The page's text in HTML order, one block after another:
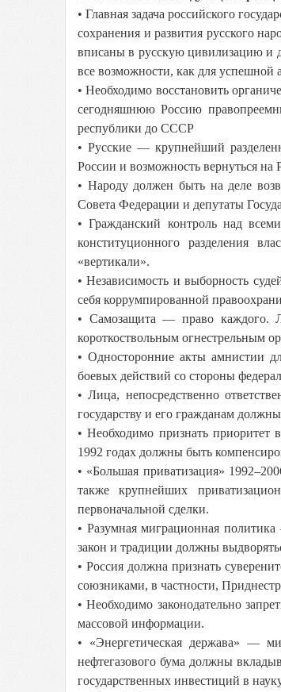
• Главная задача российского
сохранения и развития русского
вписаны в русскую цивилизацию и
все возможности, как для успешной
• Необходимо восстановить
сегодняшнюю Россию
республики до СССР
• Русские — крупнейший
России и возможность вернуться на
• Народу должен быть на деле
Совета Федерации и депутаты
• Гражданский контроль над
конституционного разделения
«вертикали».
• Независимость и выборность
себя коррумпированной
• Самозащита — право каждого.
короткоствольным огнестрельным
• Односторонние акты амнистии
боевых действий со стороны
• Лица, непосредственно
государству и его гражданам
• Необходимо признать
1992 годах должны быть
• «Большая приватизация»
также крупнейших
первоначальной сделки.
• Разумная миграционная
закон и традиции должны
• Россия должна признать
союзниками, в частности,
• Необходимо законодательно
массовой информации.
• «Энергетическая держава» —
нефтегазового бума должны
государственных инвестиций в